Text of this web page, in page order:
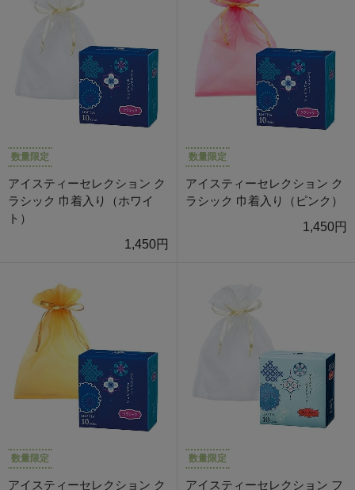
数量限定
アイスティーセレクション ク
ラシック 巾着入り（ホワイ
ト）
1,450円
数量限定
アイスティーセレクション ク
ラシック 巾着入り（ピンク）
1,450円
数量限定
アイスティーセレクション ク
数量限定
アイスティーセレクション フ